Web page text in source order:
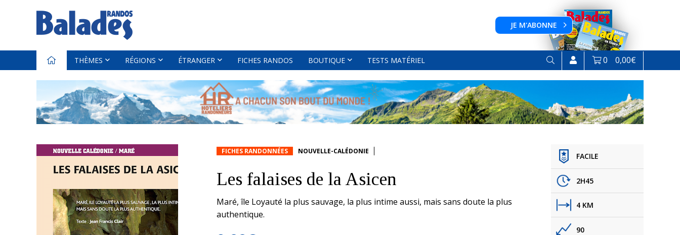
JE M'ABONNE
THÈMES RÉGIONS ÉTRANGER FICHES RANDOS BOUTIQUE TESTS MATÉRIEL 0 0,00€
FICHES RANDONNÉES NOUVELLE-CALÉDONIE
Les falaises de la Asicen
Maré, île Loyauté la plus sauvage, la plus intime aussi, mais sans doute la plus
authentique.
FACILE
2H45
4 KM
90